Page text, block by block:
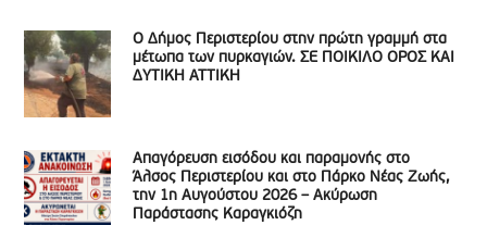
Ο Δήμος Περιστερίου στην πρώτη γραμμή στα
μέτωπα των πυρκαγιών. ΣΕ ΠΟΙΚΙΛΟ ΟΡΟΣ ΚΑΙ
ΔΥΤΙΚΗ ΑΤΤΙΚΗ
Απαγόρευση εισόδου και παραμονής στο
Άλσος Περιστερίου και στο Πάρκο Νέας Ζωής,
την 1η Αυγούστου 2026 – Ακύρωση
Παράστασης Καραγκιόζη